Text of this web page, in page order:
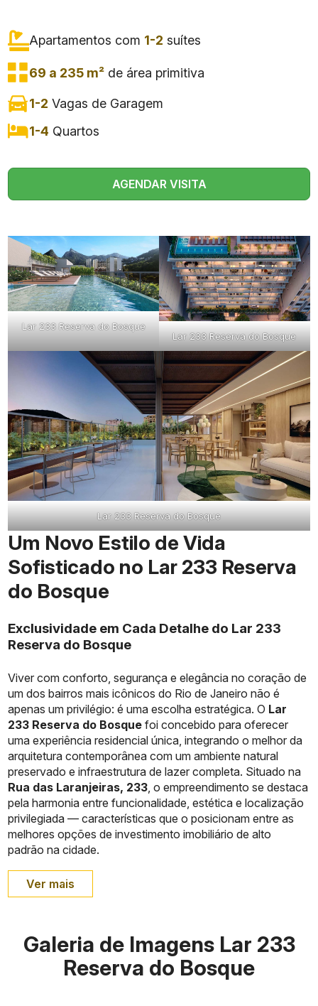
Apartamentos com 1-2 suítes
69 a 235 m² de área primitiva
1-2 Vagas de Garagem
1-4 Quartos
AGENDAR VISITA
Lar 233 Reserva do Bosque
Lar 233 Reserva do Bosque
Lar 233 Reserva do Bosque
Um Novo Estilo de Vida
Sofisticado no Lar 233 Reserva
do Bosque
Exclusividade em Cada Detalhe do Lar 233
Reserva do Bosque
Viver com conforto, segurança e elegância no coração de
um dos bairros mais icônicos do Rio de Janeiro não é
apenas um privilégio: é uma escolha estratégica. O Lar
233 Reserva do Bosque foi concebido para oferecer
uma experiência residencial única, integrando o melhor da
arquitetura contemporânea com um ambiente natural
preservado e infraestrutura de lazer completa. Situado na
Rua das Laranjeiras, 233 , o empreendimento se destaca
pela harmonia entre funcionalidade, estética e localização
privilegiada — características que o posicionam entre as
melhores opções de investimento imobiliário de alto
padrão na cidade.
Ver mais
Galeria de Imagens Lar 233
Reserva do Bosque